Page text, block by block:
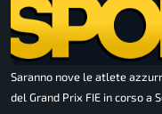
Saranno nove le atlete
del Grand Prix FIE in corso a